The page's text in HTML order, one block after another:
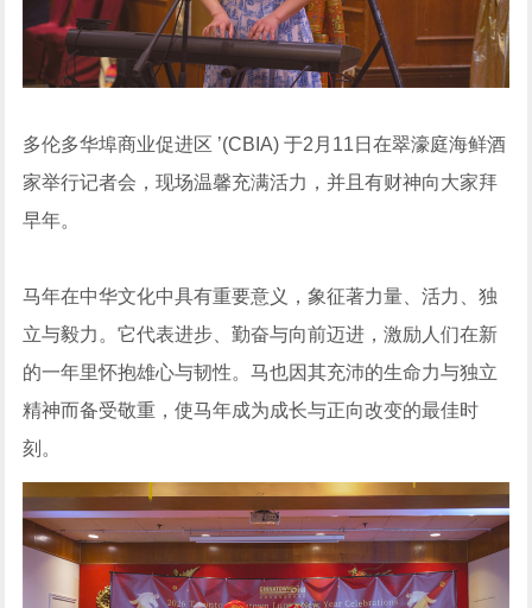
多伦多华埠商业促进区 ’(CBIA) 于2月11日在翠濠庭海鲜酒
家举行记者会，现场温馨充满活力，并且有财神向大家拜
早年。
马年在中华文化中具有重要意义，象征著力量、活力、独
立与毅力。它代表进步、勤奋与向前迈进，激励人们在新
的一年里怀抱雄心与韧性。马也因其充沛的生命力与独立
精神而备受敬重，使马年成为成长与正向改变的最佳时
刻。